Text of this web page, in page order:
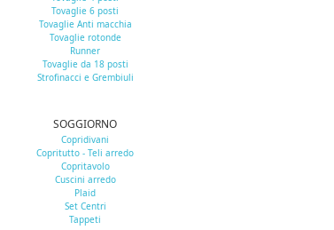
Tovaglie 6 posti
Tovaglie Anti macchia
Tovaglie rotonde
Runner
Tovaglie da 18 posti
Strofinacci e Grembiuli
SOGGIORNO
Copridivani
Copritutto - Teli arredo
Copritavolo
Cuscini arredo
Plaid
Set Centri
Tappeti